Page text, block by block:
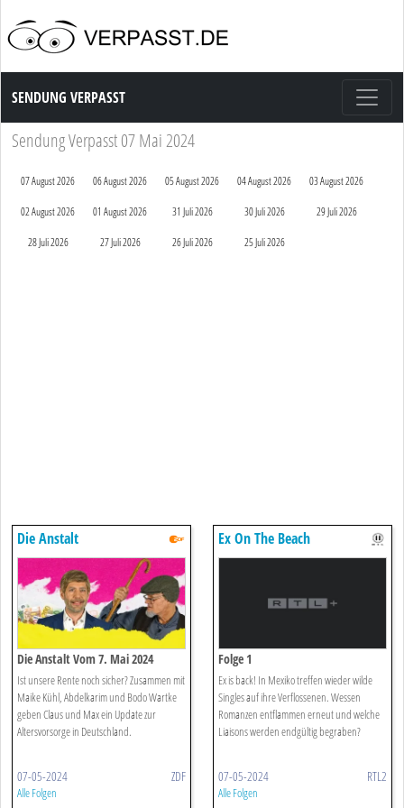
Sendung Verpasst
SENDUNG VERPASST
Sendung Verpasst 07 Mai 2024
07 August 2026 06 August 2026 05 August 2026 04 August 2026
03 August 2026
02 August 2026
01 August 2026 31 Juli 2026 30 Juli 2026
29 Juli 2026
28 Juli 2026
27 Juli 2026 26 Juli 2026 25 Juli 2026
Die Anstalt
Die Anstalt Vom 7. Mai 2024
Ist unsere Rente noch sicher? Zusammen mit
Maike Kühl, Abdelkarim und Bodo Wartke
geben Claus und Max ein Update zur
Altersvorsorge in Deutschland.
07-05-2024 ZDF
Alle Folgen
Ex On The Beach
Folge 1
Ex is back! In Mexiko treffen wieder wilde
Singles auf ihre Verflossenen. Wessen
Romanzen entflammen erneut und welche
Liaisons werden endgültig begraben?
07-05-2024 RTL2
Alle Folgen